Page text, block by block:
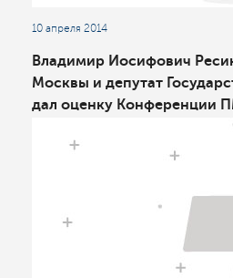
10 апреля 2014
Владимир Иосифович
Москвы и депутат
дал оценку Конференции